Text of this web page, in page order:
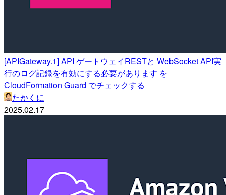
[APIGateway.1] API ゲートウェイRESTと WebSocket API実
行のログ記録を有効にする必要があります を
CloudFormation Guard でチェックする
たかくに
2025.02.17